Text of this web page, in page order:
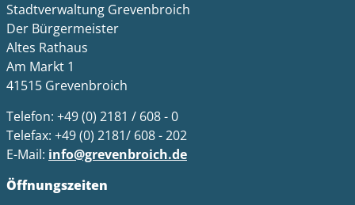
Stadtverwaltung Grevenbroich
Der Bürgermeister
Altes Rathaus
Am Markt 1
41515 Grevenbroich
Telefon: +49 (0) 2181 / 608 - 0
Telefax: +49 (0) 2181/ 608 - 202
E-Mail: info@grevenbroich.de
Öffnungszeiten